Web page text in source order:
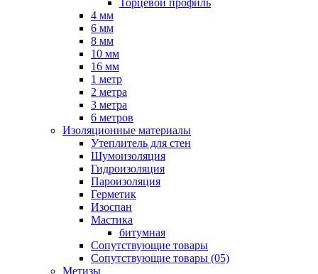
Торцевой профиль
4 мм
6 мм
8 мм
10 мм
16 мм
1 метр
2 метра
3 метра
6 метров
Изоляционные материалы
Утеплитель для стен
Шумоизоляция
Гидроизоляция
Пароизоляция
Герметик
Изоспан
Мастика
битумная
Сопутствующие товары
Сопутствующие товары (05)
Метизы